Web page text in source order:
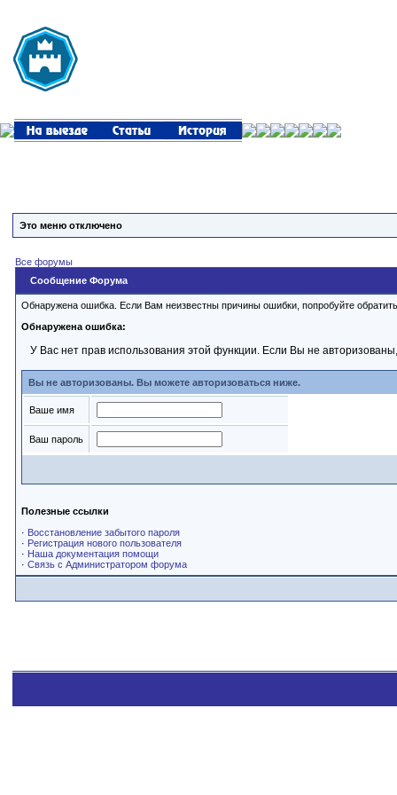
Это меню отключено
Все форумы
Сообщение Форума
Обнаружена ошибка. Если Вам неизвестны причины ошибки, попробуйте
Обнаружена ошибка:
У Вас нет прав использования этой функции. Если Вы не
Вы не авторизованы. Вы можете авторизоваться ниже.
Ваше имя
Ваш пароль
Полезные ссылки
· Восстановление забытого пароля
· Регистрация нового пользователя
· Наша документация помощи
· Связь с Администратором форума